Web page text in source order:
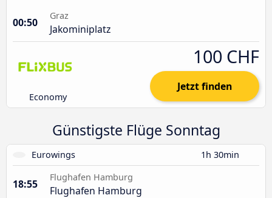
00:50
Graz
Jakominiplatz
Economy
100 CHF
Jetzt finden
Günstigste Flüge Sonntag
Eurowings 1h 30min
18:55
Flughafen Hamburg
Flughafen Hamburg